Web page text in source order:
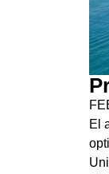
El